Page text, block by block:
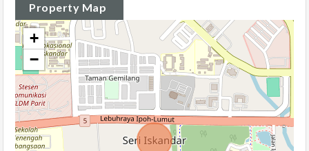
Property Map
+
−